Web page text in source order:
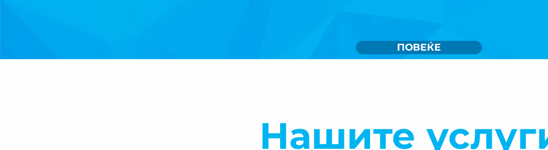
ПОВЕЌЕ
Нашите